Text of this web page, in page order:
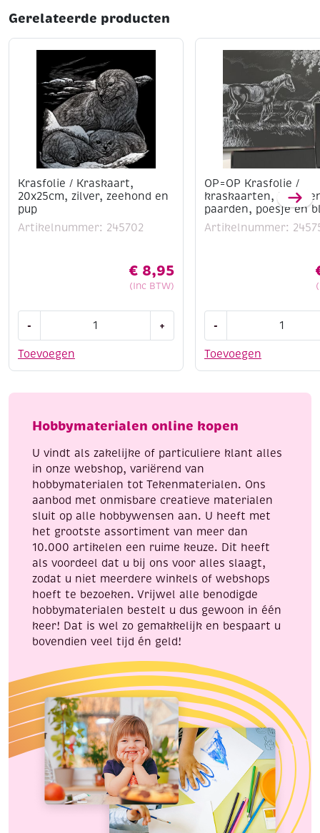
Gerelateerde producten
Krasfolie / Kraskaart,
20x25cm, zilver, zeehond en
pup
Artikelnummer: 245702
€ 8,95
(Inc BTW)
Toevoegen
-
Kraskaart,
zeehond
pup
+
OP=OP Krasfolie /
kraskaarten, 3
paarden, poesje en
Artikelnummer:
Toevoegen
-
/
platen,
poesje
blanco
Hobbymaterialen online kopen
U vindt als zakelijke of particuliere klant alles
in onze webshop, variërend van
hobbymaterialen tot Tekenmaterialen. Ons
aanbod met onmisbare creatieve materialen
sluit op alle hobbywensen aan. U heeft met
het grootste assortiment van meer dan
10.000 artikelen een ruime keuze. Dit heeft
als voordeel dat u bij ons voor alles slaagt,
zodat u niet meerdere winkels of webshops
hoeft te bezoeken. Vrijwel alle benodigde
hobbymaterialen bestelt u dus gewoon in één
keer! Dat is wel zo gemakkelijk en bespaart u
bovendien veel tijd én geld!